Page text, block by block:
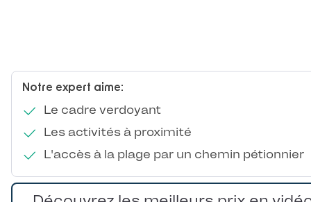
Notre expert aime:
Le cadre verdoyant
Les activités à proximité
L'accès à la plage par un chemin pétionnier